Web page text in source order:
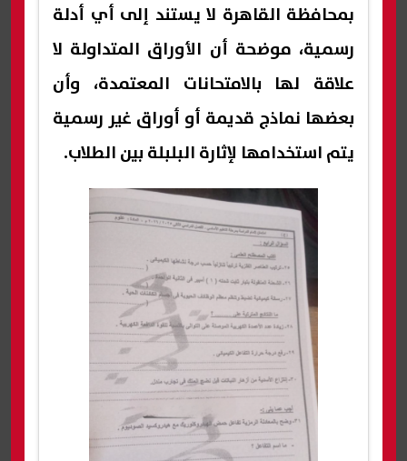
بمحافظة القاهرة لا يستند إلى أي أدلة
رسمية، موضحة أن الأوراق المتداولة لا
علاقة لها بالامتحانات المعتمدة، وأن
بعضها نماذج قديمة أو أوراق غير رسمية
يتم استخدامها لإثارة البلبلة بين الطلاب.